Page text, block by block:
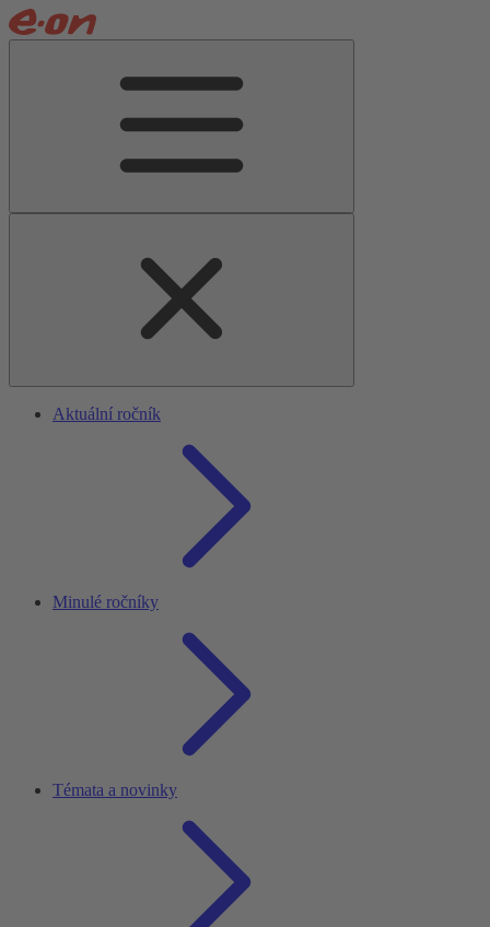
Aktuální ročník
Minulé ročníky
Témata a novinky